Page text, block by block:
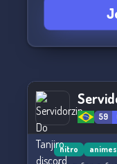
59
nitro animes